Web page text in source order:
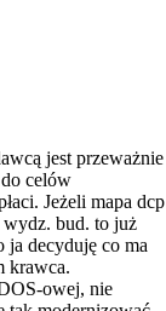
jest przeważnie
celów
Jeżeli mapa dcp
wydz. bud. to już
ja decyduję co ma
krawca.
owej, nie